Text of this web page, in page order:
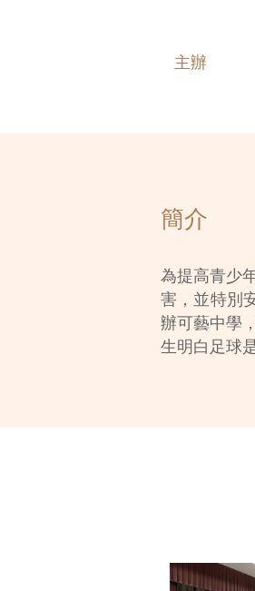
主辦
簡介
為提高青少
害，並特別
辦可藝中學
生明白足球